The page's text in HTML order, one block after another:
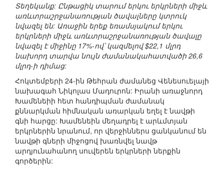
Տեղեկանք: Ընթացիկ տարում երկու երկրների միջև
առևտրաշրջանառության ծավալները կտրուկ
նվազել են: Առաջին երեք եռամսյակում երկու
երկրների միջև առևտրաշրջանառության ծավալը
նվազել է միջինը 17%-ով՝ կազմելով $22,1 մլրդ
նախորդ տարվա նույն ժամանակահատվածի 26,6
մլրդ-ի դիմաց:
Հոկտեմբերի 24-ին Թեհրան ժամանեց Վենեսուելայի
նախագահ Նիկոլաս Մադուրոն: Իրանի առաջնորդ
Խամենեիի հետ հանդիպման ժամանակ
քննարկման հիմնական առարկան եղել է նավթի
գնի հարցը: Խամենեին մեղադրել է արևմտյան
երկրներին նրանում, որ վերջիններս ցանկանում են
նավթի գների միջոցով խառնվել նավթ
արդյունահանող սուվերեն երկրների ներքին
գործերին: